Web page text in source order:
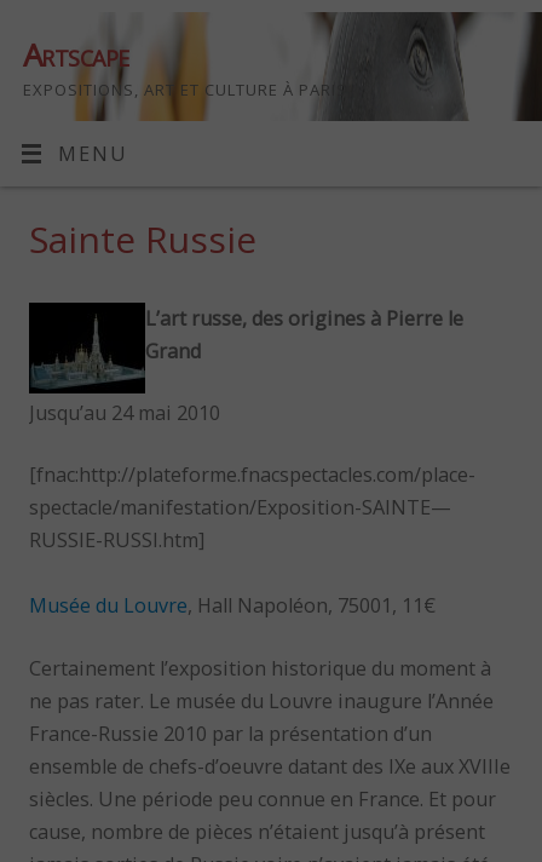
Artscape
EXPOSITIONS, ART ET CULTURE À PARIS
MENU
Sainte Russie
L’art russe, des origines à Pierre le
Grand
Jusqu’au 24 mai 2010
[fnac:http://plateforme.fnacspectacles.com/place-
spectacle/manifestation/Exposition-SAINTE—
RUSSIE-RUSSI.htm]
Musée du Louvre, Hall Napoléon, 75001, 11€
Certainement l’exposition historique du moment à
ne pas rater. Le musée du Louvre inaugure l’Année
France-Russie 2010 par la présentation d’un
ensemble de chefs-d’oeuvre datant des IXe aux XVIIIe
siècles. Une période peu connue en France. Et pour
cause, nombre de pièces n’étaient jusqu’à présent